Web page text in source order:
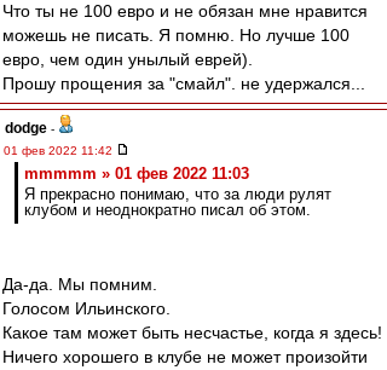
Что ты не 100 евро и не обязан мне нравится
можешь не писать. Я помню. Но лучше 100
евро, чем один унылый еврей).
Прошу прощения за "смайл". не удержался...
dodge -
01 фев 2022 11:42
mmmmm » 01 фев 2022 11:03
Я прекрасно понимаю, что за люди рулят
клубом и неоднократно писал об этом.
Да-да. Мы помним.
Голосом Ильинского.
Какое там может быть несчастье, когда я здесь!
Ничего хорошего в клубе не может произойти